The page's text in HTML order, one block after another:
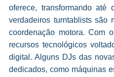
oferece, transformando
verdadeiros turntablists são
coordenação motora. Com
recursos tecnológicos
digital. Alguns DJs das
dedicados, como máquinas